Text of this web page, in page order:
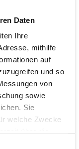
Daten
Ihre
mithilfe
auf
und so
von
sowie
Sie
welche Zwecke
techniques.
points
Frequent flyers
time for a brief
you afraid of
enhances your
is ideal
effects on your
is needed,
when you are